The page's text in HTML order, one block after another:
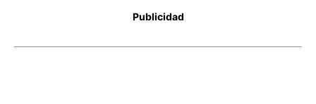
Publicidad